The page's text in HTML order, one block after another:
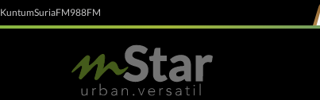
KuntumSuriaFM988FM